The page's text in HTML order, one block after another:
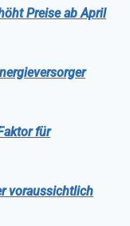
Preise ab April
für
voraussichtlich